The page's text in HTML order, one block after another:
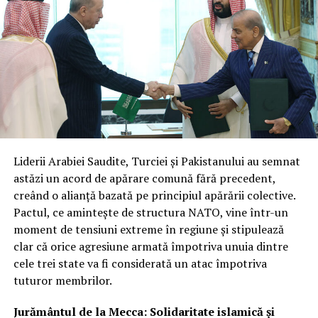
îmbunătățire continuă.
Reprezentanții din industrie subliniază că, după patru
ani de analiză și testări, programul a atins maturitatea
necesară pentru a trece la contracte cu preț fix și sursă
unică. Această structură reflectă nu doar încrederea în
capacitățile tehnice ale companiilor, ci și nevoia urgentă
de a avea fluxuri constante și sigure de date radar la
Integrare hibridă: Datele comerciale
vor completa sistemele clasificate
de recunoaștere
Miza principală a acestui parteneriat este crearea unei
rețele hibride de supraveghere. Prin fuziunea
înaltă rezoluție, agenția își sporește considerabil
Liderii Arabiei Saudite, Turciei și Pakistanului au semnat
astăzi un acord de apărare comună fără precedent,
creând o alianță bazată pe principiul apărării colective.
Pactul, ce amintește de structura NATO, vine într-un
moment de tensiuni extreme în regiune și stipulează
clar că orice agresiune armată împotriva unuia dintre
cele trei state va fi considerată un atac împotriva
tuturor membrilor.
Jurământul de la Mecca: Solidaritate islamică și